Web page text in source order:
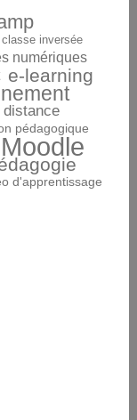
classe inversée
numériques
e-learning
distance
pédagogique
Moodle
d'apprentissage